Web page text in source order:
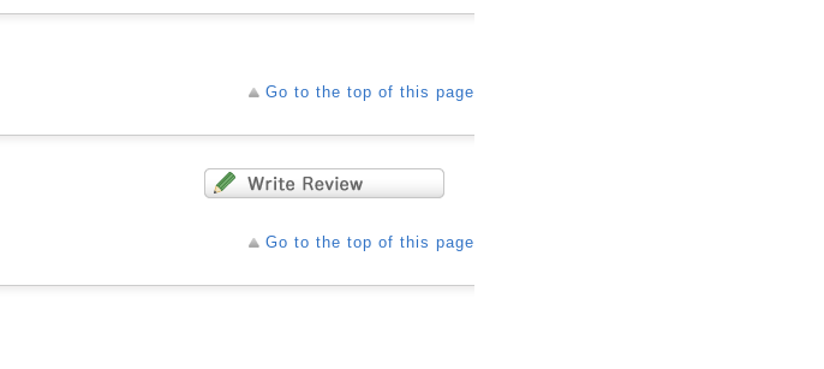
Go to the top of this page
Go to the top of this page